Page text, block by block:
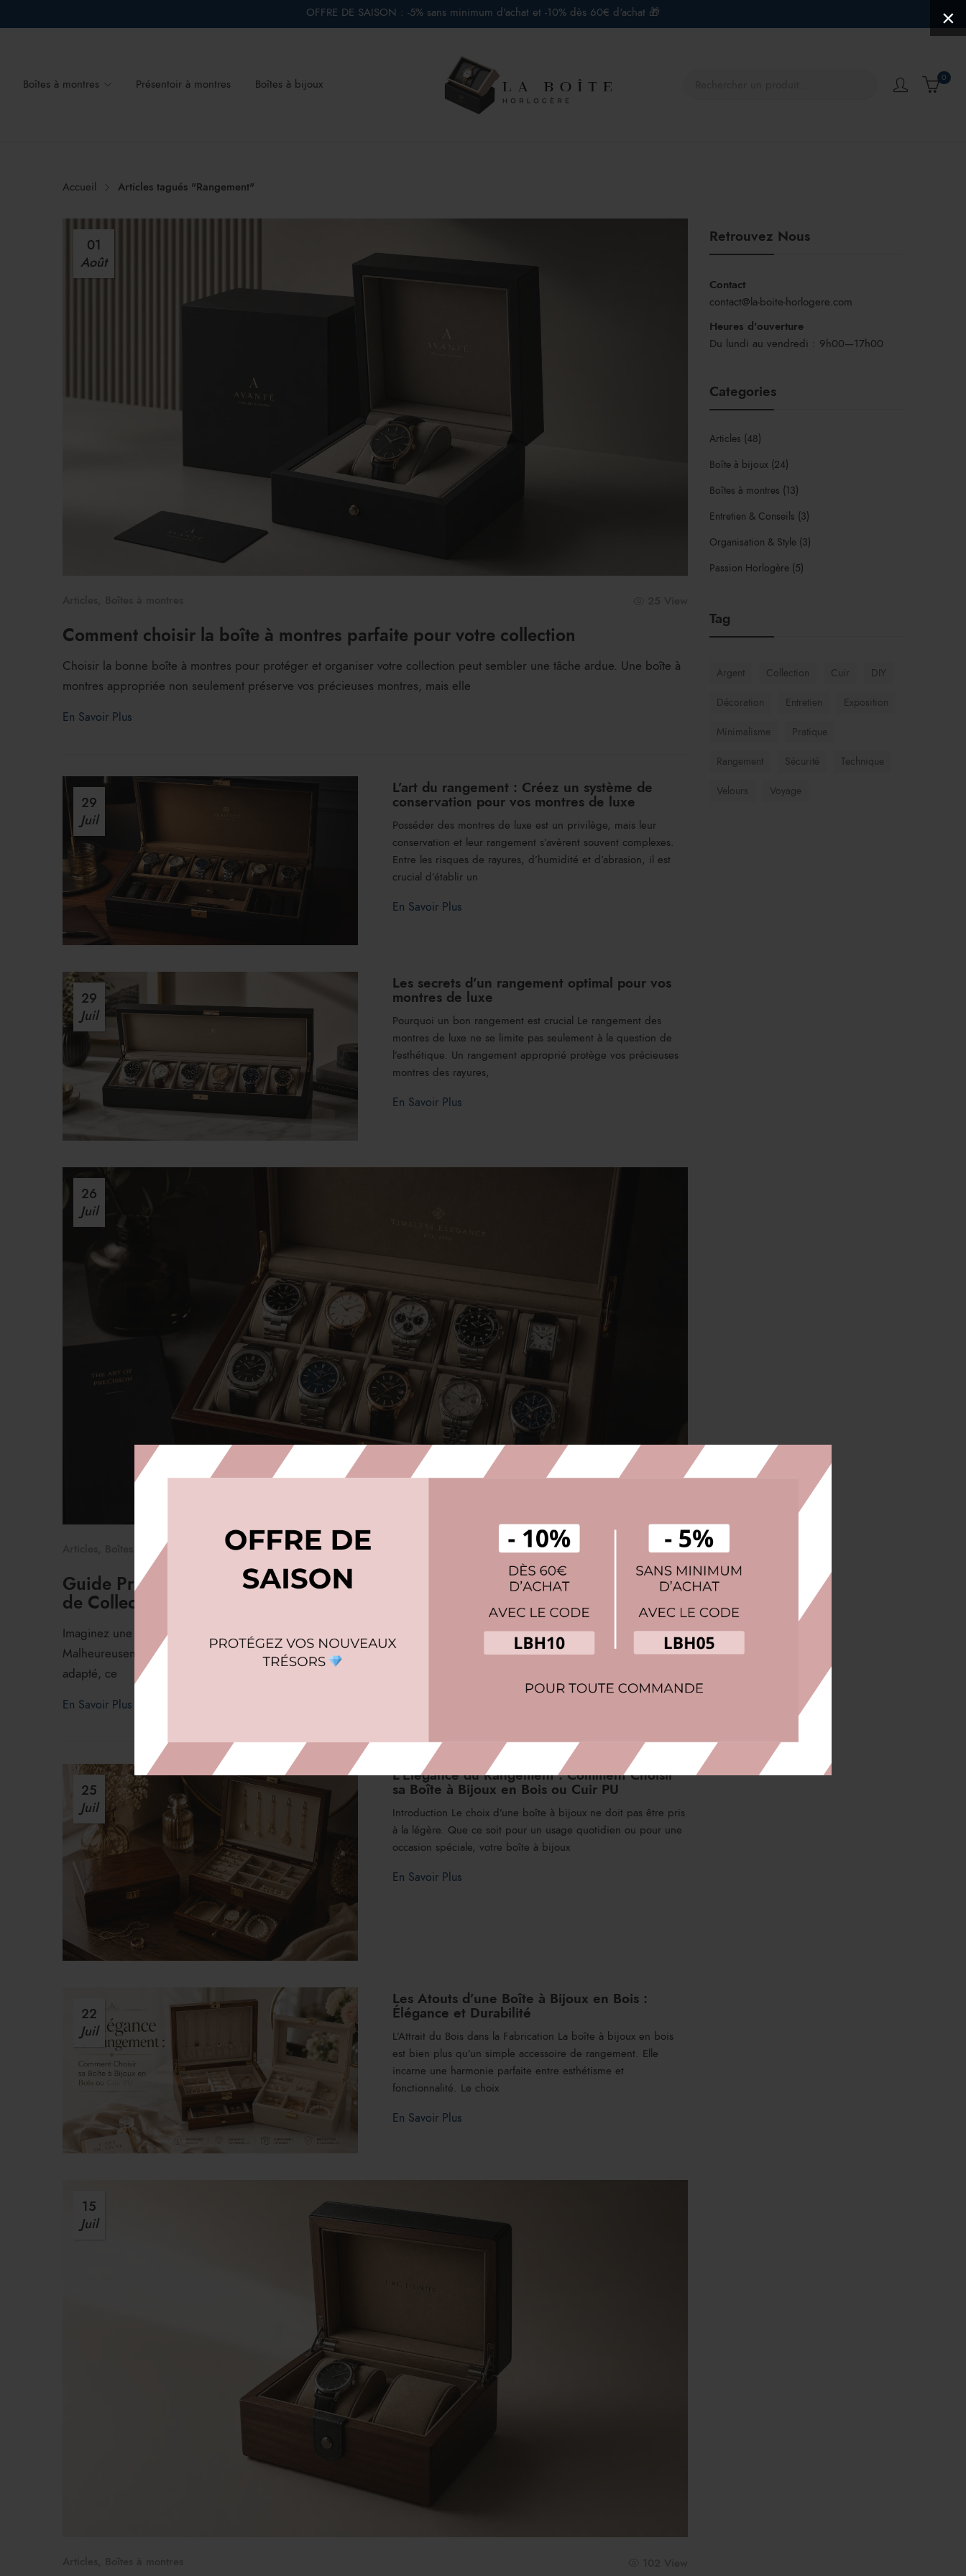
×
OFFRE DE SAISON : -5% sans minimum d'achat et -10% dès 60€ d'achat 🎁
Boîtes à montres Présentoir à montres Boîtes à bijoux 0
Accueil Articles tagués "Rangement"
01
Août
Comment choisir la boîte à montres parfaite pour votre collection
Choisir la bonne boîte à montres pour protéger et organiser votre collection peut sembler une tâche ardue. Une boîte à
montres appropriée non seulement préserve vos précieuses montres, mais elle
En Savoir Plus
29
Juil
L’art du rangement : Créez un système de
conservation pour vos montres de luxe
Posséder des montres de luxe est un privilège, mais leur
conservation et leur rangement s’avèrent souvent complexes.
Entre les risques de rayures, d’humidité et d’abrasion, il est
crucial d’établir un
En Savoir Plus
29
Juil
Les secrets d’un rangement optimal pour vos
montres de luxe
Pourquoi un bon rangement est crucial Le rangement des
montres de luxe ne se limite pas seulement à la question de
l’esthétique. Un rangement approprié protège vos précieuses
montres des rayures,
En Savoir Plus
26
Juil
Boîtes à montres 56 View
Guide Pratique : Comment Créer un Système de Rangement pour Vos Montres
de Collection
Imaginez une collection de montres soigneusement rangées, chaque pièce mise en valeur et facilement accessible.
Malheureusement, de nombreuses personnes commettent l’erreur de négliger l’importance d’un système de rangement
adapté, ce
En Savoir Plus
25
Juil
L’Élégance du Rangement : Comment Choisir
sa Boîte à Bijoux en Bois ou Cuir PU
Introduction Le choix d’une boîte à bijoux ne doit pas être pris
à la légère. Que ce soit pour un usage quotidien ou pour une
occasion spéciale, votre boîte à bijoux
En Savoir Plus
22
Juil
Les Atouts d’une Boîte à Bijoux en Bois :
Élégance et Durabilité
L’Attrait du Bois dans la Fabrication La boîte à bijoux en bois
est bien plus qu’un simple accessoire de rangement. Elle
incarne une harmonie parfaite entre esthétisme et
fonctionnalité. Le choix
En Savoir Plus
15
Juil
Retrouvez Nous
Contact
contact@la-boite-horlogere.com
Heures d’ouverture
Du lundi au vendredi : 9h00—17h00
Categories
Articles (48)
Boîte à bijoux (24)
Boîtes à montres (13)
Entretien & Conseils (3)
Organisation & Style (3)
Passion Horlogère (5)
Tag
Argent Collection Cuir DIY
Décoration Entretien Exposition
Minimalisme Pratique
Rangement Sécurité Technique
Velours Voyage